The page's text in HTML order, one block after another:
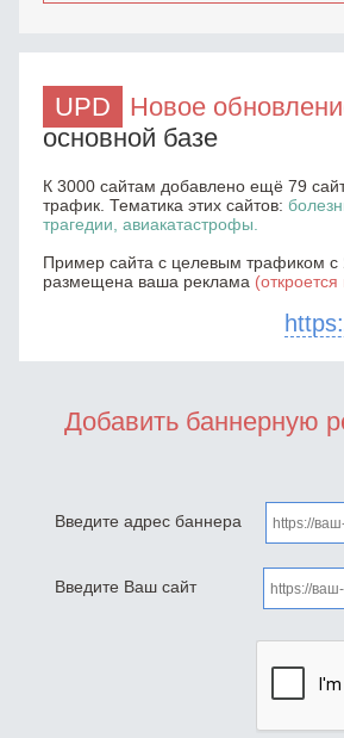
UPD Новое
основной базе
К 3000 сайтам добавлено ещё 79
трафик. Тематика этих сайтов:
трагедии, авиакатастрофы.
Пример сайта с целевым трафиком с
размещена ваша реклама
Добавить баннерную
Введите адрес баннера
Введите Ваш сайт